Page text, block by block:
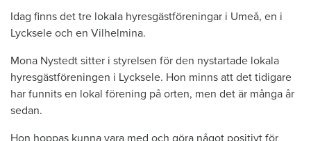
Idag finns det tre lokala hyresgästföreningar i Umeå, en i
Lycksele och en Vilhelmina.
Mona Nystedt sitter i styrelsen för den nystartade lokala
hyresgästföreningen i Lycksele. Hon minns att det tidigare
har funnits en lokal förening på orten, men det är många år
sedan.
Hon hoppas kunna vara med och göra något positivt för